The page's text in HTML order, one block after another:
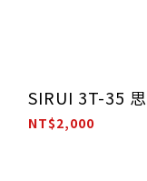
SIRUI 3T-35
NT$2,000